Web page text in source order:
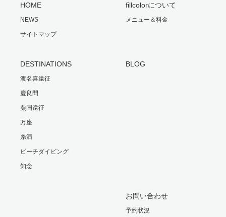
HOME
NEWS
サイトマップ
fillcolorについて
メニュー＆料金
DESTINATIONS
渡名喜遠征
慶良間
粟国遠征
万座
糸満
ビーチダイビング
知念
BLOG
お問い合わせ
予約状況